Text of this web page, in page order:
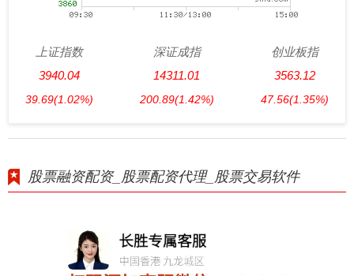
上证指数
3940.04
39.69(1.02%)
深证成指
14311.01
200.89(1.42%)
创业板指
3563.12
47.56(1.35%)
股票融资配资_股票配资代理_股票交易软件